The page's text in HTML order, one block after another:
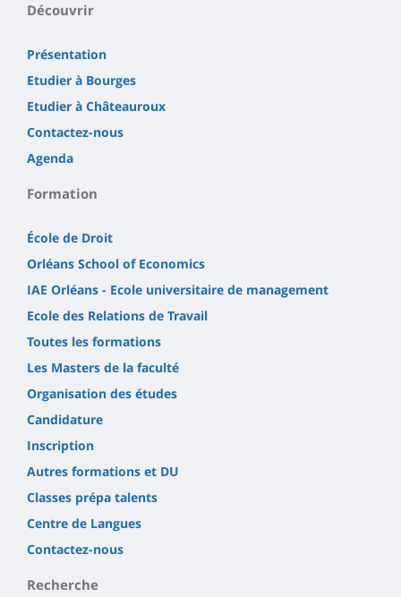
Découvrir
Présentation
Etudier à Bourges
Etudier à Châteauroux
Contactez-nous
Agenda
Formation
École de Droit
Orléans School of Economics
IAE Orléans - Ecole universitaire de management
Ecole des Relations de Travail
Toutes les formations
Les Masters de la faculté
Organisation des études
Candidature
Inscription
Autres formations et DU
Classes prépa talents
Centre de Langues
Contactez-nous
Recherche